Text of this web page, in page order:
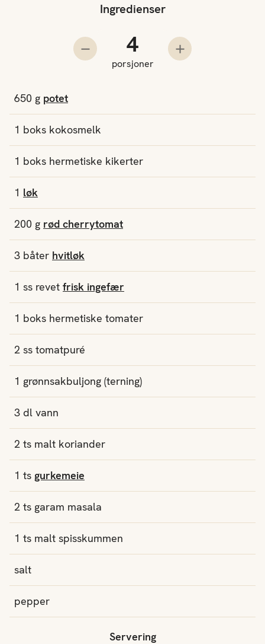
Ingredienser
Trekk fra en porsjon
Antall porsjoner
porsjoner
Legg til en
650 g potet
1 boks kokosmelk
1 boks hermetiske kikerter
1 løk
200 g rød cherrytomat
3 båter hvitløk
1 ss revet frisk ingefær
1 boks hermetiske tomater
2 ss tomatpuré
1 grønnsakbuljong (terning)
3 dl vann
2 ts malt koriander
1 ts gurkemeie
2 ts garam masala
1 ts malt spisskummen
salt
pepper
Servering